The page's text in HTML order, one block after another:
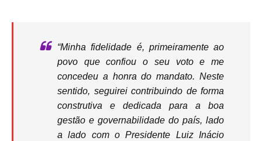
“Minha fidelidade é, primeiramente ao
povo que confiou o seu voto e me
concedeu a honra do mandato. Neste
sentido, seguirei contribuindo de forma
construtiva e dedicada para a boa
gestão e governabilidade do país, lado
a lado com o Presidente Luiz Inácio